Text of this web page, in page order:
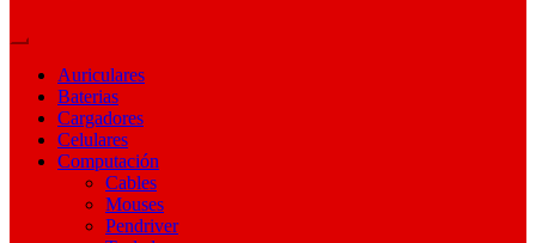
Auriculares
Baterias
Cargadores
Celulares
Computación
Cables
Mouses
Pendriver